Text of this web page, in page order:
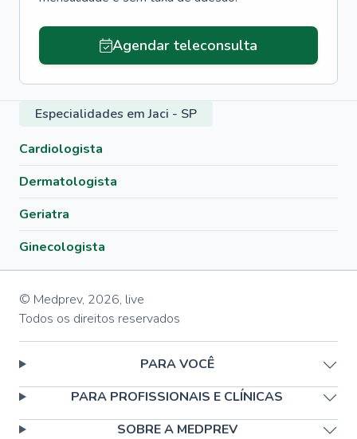
Agendar teleconsulta
Especialidades em Jaci - SP
Cardiologista
Dermatologista
Geriatra
Ginecologista
© Medprev, 2026, live
Todos os direitos reservados
PARA VOCÊ
PARA PROFISSIONAIS E CLÍNICAS
SOBRE A MEDPREV